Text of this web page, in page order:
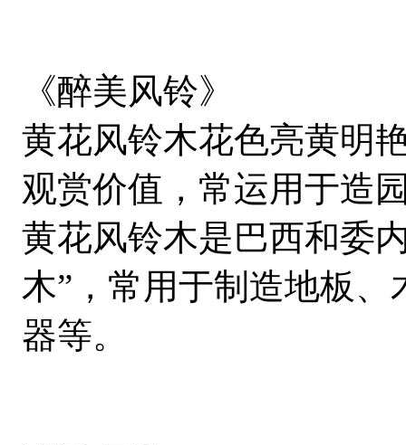
《醉美风铃》
黄花风铃木花色亮黄明
观赏价值，常运用于造
黄花风铃木是巴西和委
木”，常用于制造地板
器等。